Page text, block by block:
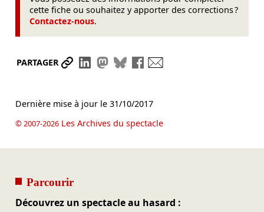
cette fiche ou souhaitez y apporter des corrections ?
Contactez-nous.
PARTAGER Partager le lien
Partager sur LinkedIn
Partager sur Mastodon
Partager sur Bluesky
Partager sur Facebook
Dernière mise à jour le 31/10/2017
© 2007-2026Les Archives du spectacle
Parcourir
Découvrez un spectacle au hasard :